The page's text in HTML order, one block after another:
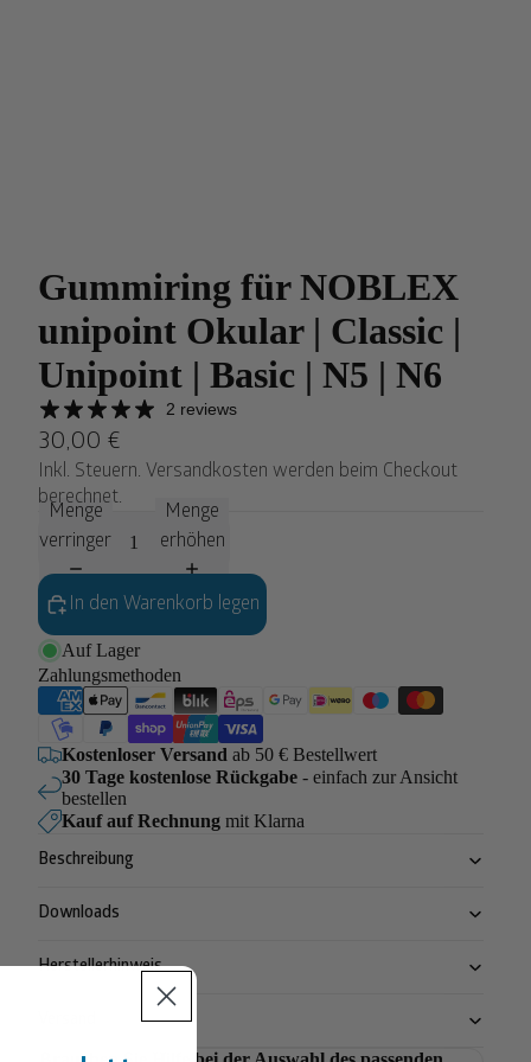
Gummiring für NOBLEX
unipoint Okular | Classic |
Unipoint | Basic | N5 | N6
2 reviews
30,00 €
Inkl. Steuern. Versandkosten werden beim Checkout
berechnet.
Menge
verringern
Menge
erhöhen
In den Warenkorb legen
Auf Lager
Zahlungsmethoden
Kostenloser Versand ab 50 € Bestellwert
30 Tage kostenlose Rückgabe - einfach zur Ansicht
bestellen
Kauf auf Rechnung mit Klarna
Beschreibung
Downloads
Herstellerhinweis